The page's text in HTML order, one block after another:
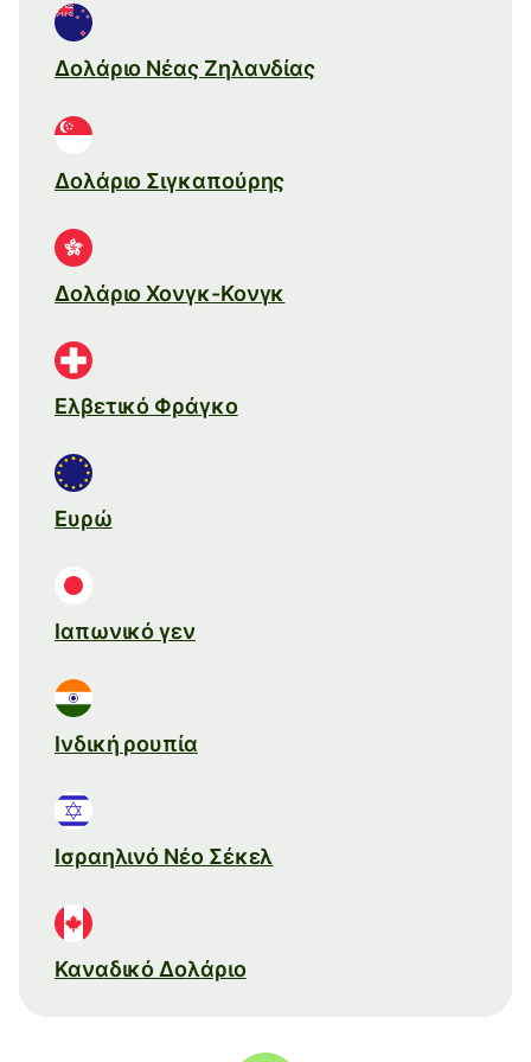
Δολάριο Νέας Ζηλανδίας
Δολάριο Σιγκαπούρης
Δολάριο Χονγκ-Κονγκ
Ελβετικό Φράγκο
Ευρώ
Ιαπωνικό γεν
Ινδική ρουπία
Ισραηλινό Νέο Σέκελ
Καναδικό Δολάριο